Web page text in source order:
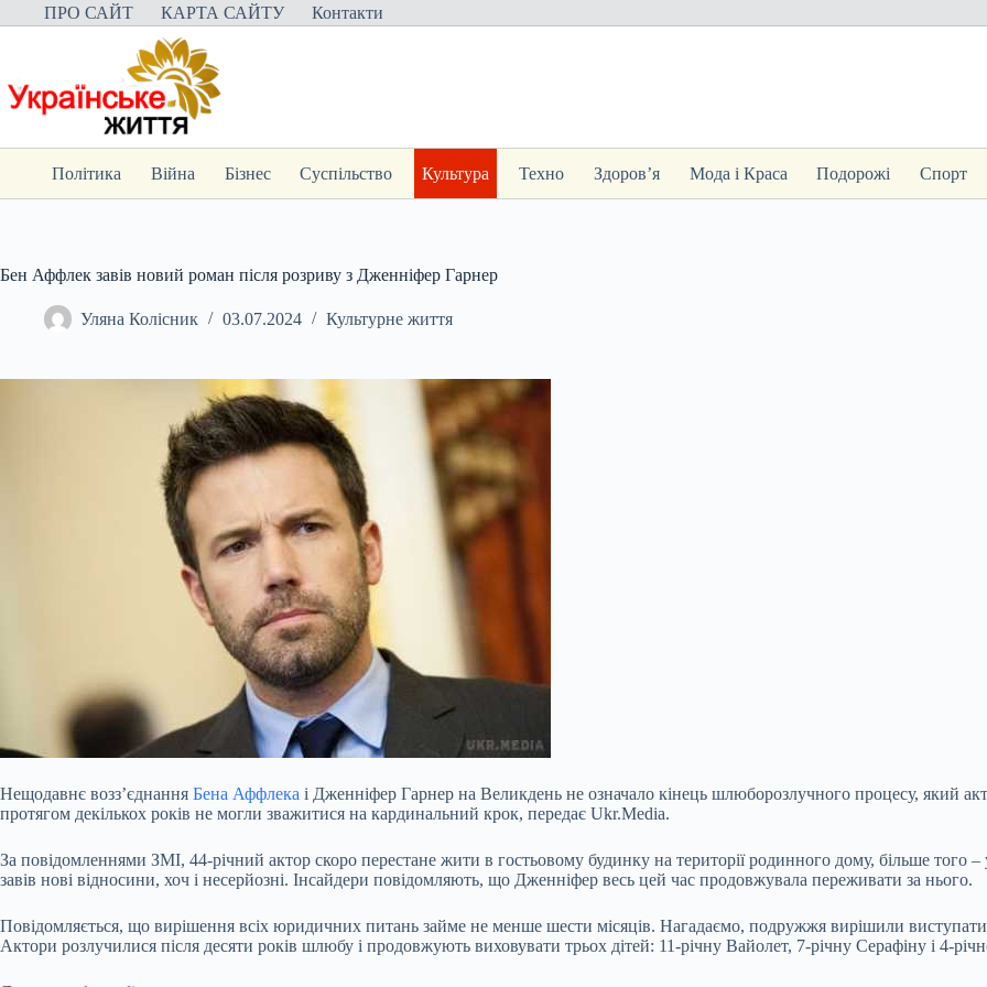
Перейти
до
ПРО САЙТ КАРТА САЙТУ Контакти
Політика Війна Бізнес Суспільство Культура Техно Здоров’я Мода і Краса Подорожі Спорт
Бен Аффлек завів новий роман після розриву з Дженніфер Гарнер
Уляна Колісник 03.07.2024 Культурне життя
Нещодавнє возз’єднання Бена Аффлека і Дженніфер Гарнер на Великдень не означало кінець шлюборозлучного процесу, який
протягом декількох років не могли зважитися на кардинальний крок, передає Ukr.Media.
За повідомленнями ЗМІ, 44-річний актор скоро перестане жити в гостьовому будинку на території родинного дому, більше того
завів нові відносини, хоч і несерйозні. Інсайдери повідомляють, що Дженніфер весь цей час продовжувала переживати за нього.
Повідомляється, що вирішення всіх юридичних питань займе не менше шести місяців. Нагадаємо, подружжя вирішили виступати
Актори розлучилися після десяти років шлюбу і продовжують виховувати трьох дітей: 11-річну Вайолет, 7-річну Серафіну і 4-